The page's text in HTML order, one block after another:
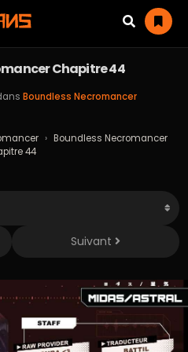
Chapitre 44
Boundless Necromancer
› Boundless Necromancer
44
Suivant